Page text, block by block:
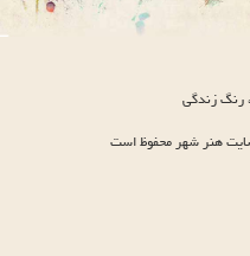
رنگ زندگی